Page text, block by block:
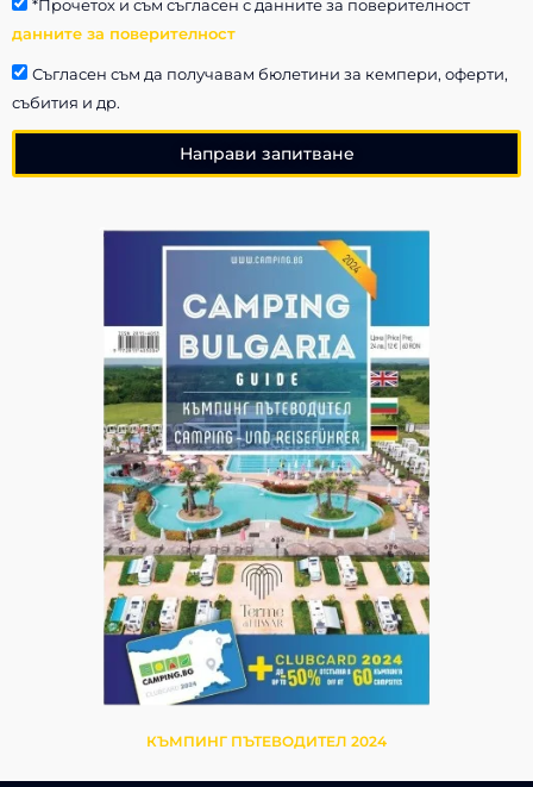
*Прочетох и съм съгласен с данните за поверителност
данните за поверителност
Съгласен съм да получавам бюлетини за кемпери, оферти,
събития и др.
Направи запитване
КЪМПИНГ ПЪТЕВОДИТЕЛ 2024